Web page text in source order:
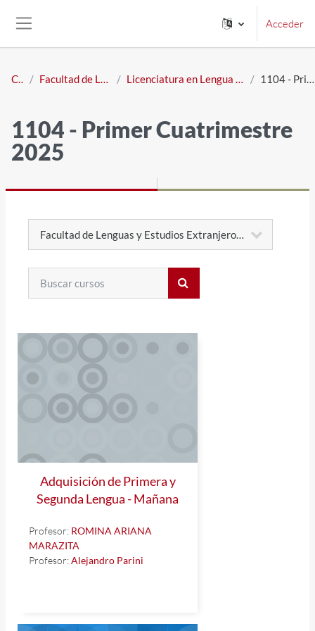
Acceder
Cursos Facultad de Lenguas y Estudios Extranjeros Licenciatura en Lengua Inglesa - Ciclo de Complementación Curricular 1104 - Primer Cuatrimestre 2025
1104 - Primer Cuatrimestre
2025
Categorías
Adquisición de Primera y
Segunda Lengua - Mañana
Profesor: ROMINA ARIANA
MARAZITA
Profesor:Alejandro Parini